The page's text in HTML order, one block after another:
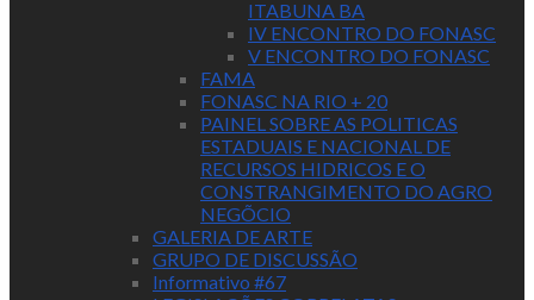
ITABUNA BA
IV ENCONTRO DO FONASC
V ENCONTRO DO FONASC
FAMA
FONASC NA RIO + 20
PAINEL SOBRE AS POLITICAS
ESTADUAIS E NACIONAL DE
RECURSOS HIDRICOS E O
CONSTRANGIMENTO DO AGRO
NEGÕCIO
GALERIA DE ARTE
GRUPO DE DISCUSSÃO
Informativo #67